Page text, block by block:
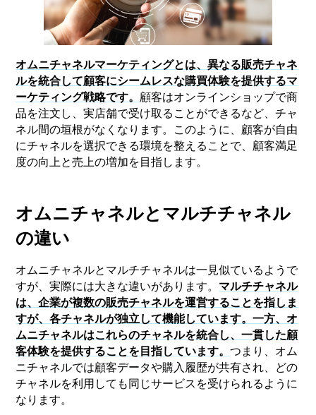
オムニチャネルマーケティングとは、異なる販売チャネ
ルを統合して顧客にシームレスな購買体験を提供するマ
ーケティング戦略です。 顧客はオンラインショップで商
品を注文し、実店舗で受け取ることができるなど、チャ
ネル間の垣根がなくなります。このように、顧客が自由
にチャネルを選択できる環境を整えることで、顧客満足
度の向上と売上の増加を目指します。
オムニチャネルとマルチチャネル
の違い
オムニチャネルとマルチチャネルは一見似ているようで
すが、実際には大きな違いがあります。 マルチチャネル
は、企業が複数の販売チャネルを運営することを指しま
すが、各チャネルが独立して機能しています。一方、オ
ムニチャネルはこれらのチャネルを統合し、一貫した顧
客体験を提供することを目指しています。つまり、オム
ニチャネルでは顧客データや購入履歴が共有され、どの
チャネルを利用しても同じサービスを受けられるように
なります。